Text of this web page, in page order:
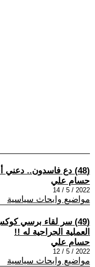
(48) دع فاسدون.. دعني أحكم
حسام علي
2022 / 5 / 14
مواضيع وابحاث سياسية
(49) سر لقاء برسي
العملية الجراحية له !!
حسام علي
2022 / 5 / 12
مواضيع وابحاث سياسية